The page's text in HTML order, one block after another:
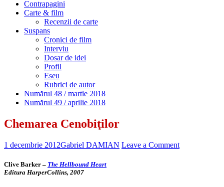
Contrapagini
Carte & film
Recenzii de carte
Suspans
Cronici de film
Interviu
Dosar de idei
Profil
Eseu
Rubrici de autor
Numărul 48 / martie 2018
Numărul 49 / aprilie 2018
Chemarea Cenobiţilor
1 decembrie 2012Gabriel DAMIAN Leave a Comment
Clive Barker – The Hellbound Heart
Editura HarperCollins, 2007